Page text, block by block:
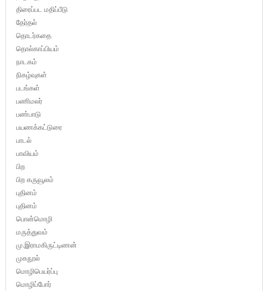
திரைப்பட மதிப்பீடு
தேர்தல்
தொடர்கதை
தொல்காப்பியம்
நாடகம்
நிகழ்வுகள்
படங்கள்
பணிமலர்
பண்பாடு
பயணக்கட்டுரை
பாடல்
பாவியம்
பிற
பிற கருவூலம்
புதினம்
புதினம்
பொன்மொழி
மருத்துவம்
மு.இராமகிருட்டிணன்
முகநூல்
மொழிபெயர்ப்பு
மொழிப்போர்